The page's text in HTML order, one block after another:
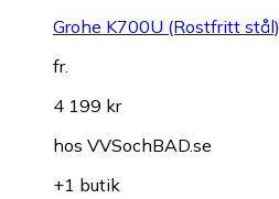
Grohe K700U (Rostfritt stål)
fr.
4 199 kr
hos VVSochBAD.se
+1 butik